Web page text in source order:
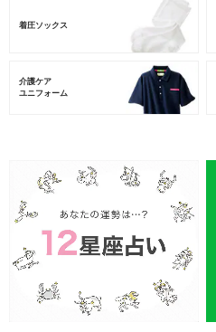
着圧ソックス
介護ケア
ユニフォーム